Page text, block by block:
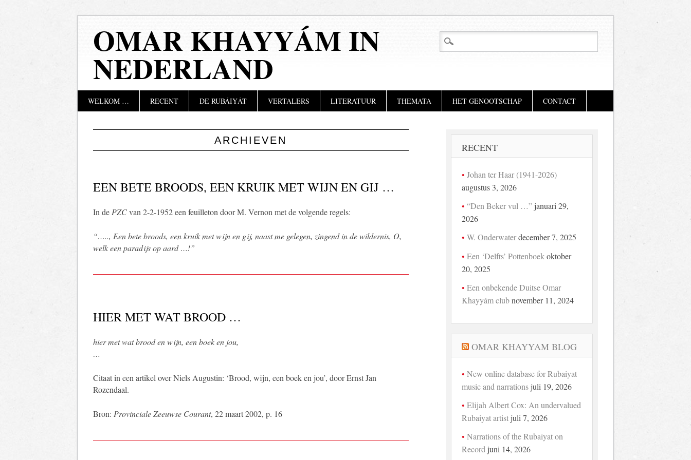
OMAR KHAYYÁM IN
NEDERLAND
Hoofdmenu
springen
WELKOM … RECENT DE RUBÁIYÁT VERTALERS LITERATUUR THEMATA HET GENOOTSCHAP CONTACT
ARCHIEVEN
EEN BETE BROODS, EEN KRUIK MET WIJN EN GIJ …
In de PZCvan 2-2-1952 een feuilleton door M. Vernon met de volgende regels:
“….., Een bete broods, een kruik met wijn en gij, naast me gelegen, zingend in de wildernis, O,
welk een paradijs op aard …!”
HIER MET WAT BROOD …
hier met wat brood en wijn, een boek en jou,
…
Citaat in een artikel over Niels Augustin: ‘Brood, wijn, een boek en jou’, door Ernst Jan
Rozendaal.
Bron: Provinciale Zeeuwse Courant, 22 maart 2002, p. 16
RECENT
Johan ter Haar (1941-2026)
augustus 3, 2026
“Den Beker vul …” januari 29,
2026
W. Onderwater december 7, 2025
Een ‘Delfts’ Pottenboek oktober
20, 2025
Een onbekende Duitse Omar
Khayyám club november 11, 2024
OMAR KHAYYAM BLOG
New online database for Rubaiyat
music and narrations juli 19, 2026
Elijah Albert Cox: An undervalued
Rubaiyat artist juli 7, 2026
Narrations of the Rubaiyat on
Record juni 14, 2026